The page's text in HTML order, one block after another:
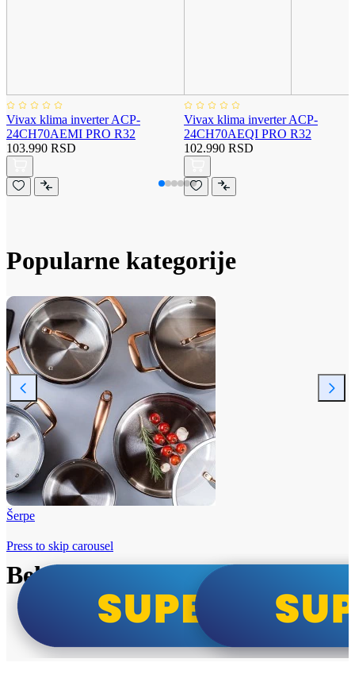
Vivax klima inverter ACP-
24CH70AEMI PRO R32
103.990 RSD
Vivax klima inverter ACP-
24CH70AEQI PRO R32
102.990 RSD
Popularne kategorije
Šerpe
Beko i Tesla super cene
Press to skip carousel